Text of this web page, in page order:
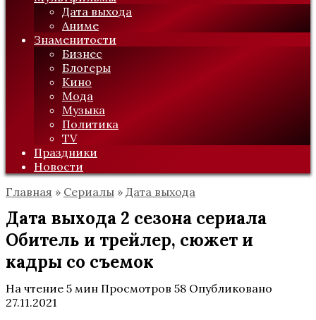
Дата выхода
Аниме
Знаменитости
Бизнес
Блогеры
Кино
Мода
Музыка
Политика
TV
Праздники
Новости
Главная » Сериалы » Дата выхода
Дата выхода 2 сезона сериала
Обитель и трейлер, сюжет и
кадры со съемок
На чтение 5 мин Просмотров 58 Опубликовано
27.11.2021